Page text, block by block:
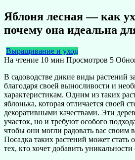
Яблоня лесная — как
почему она идеальна
Выращивание и уход
На чтение 10 мин Просмотров 5
В садоводстве дикие виды растений
благодаря своей выносливости и
характеристикам. Одним из таких
яблонька, которая отличается своей
декоративными качествами. Эти
участок, но и требуют особого
чтобы они могли радовать вас своим
Посадка таких растений может
тех, кто хочет добавить уникальности